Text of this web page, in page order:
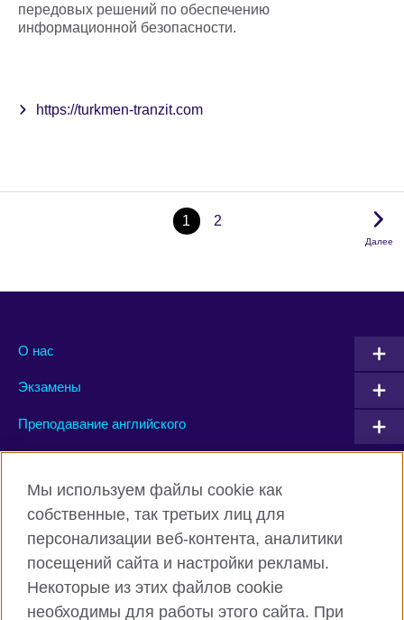
передовых решений по обеспечению
информационной безопасности.
https://turkmen-tranzit.com
1 2
Далее
О нас
Экзамены
Преподавание английского
Facebook Twitter
Instagram YouTube
Мы используем файлы cookie как
собственные, так третьих лиц для
персонализации веб-контента, аналитики
посещений сайта и настройки рекламы.
Некоторые из этих файлов cookie
необходимы для работы этого сайта. При